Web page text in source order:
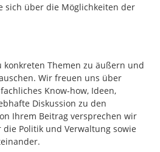
sich über die Möglichkeiten der
konkreten Themen zu äußern und
Wir freuen uns über
Know-how, Ideen,
Diskussion zu den
Ihrem Beitrag versprechen wir
Politik und Verwaltung sowie